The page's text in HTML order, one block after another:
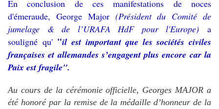
En conclusion de ces manifestations de noces
d'émeraude, George Major (Président du Comité de
jumelage & de l’URAFA HdF pour l'Europe) a
souligné qu' "il est important que les sociétés civiles
françaises et allemandes s’engagent plus encore car la
Paix est fragile".
Au cours de la cérémonie officielle, Georges MAJOR a
été honoré par la remise de la médaille d’honneur de la